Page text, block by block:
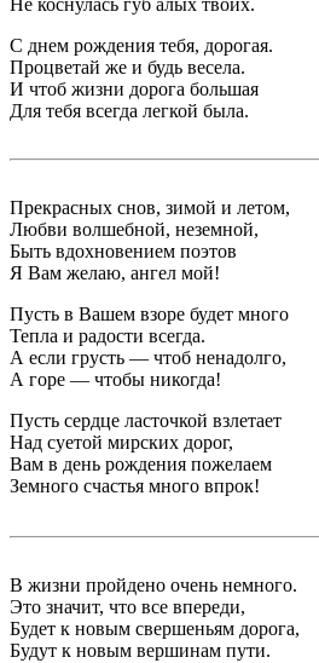
Не коснулась губ алых твоих.
С днем рождения тебя, дорогая.
Процветай же и будь весела.
И чтоб жизни дорога большая
Для тебя всегда легкой была.
Прекрасных снов, зимой и летом,
Любви волшебной, неземной,
Быть вдохновением поэтов
Я Вам желаю, ангел мой!
Пусть в Вашем взоре будет много
Тепла и радости всегда.
А если грусть — чтоб ненадолго,
А горе — чтобы никогда!
Пусть сердце ласточкой взлетает
Над суетой мирских дорог,
Вам в день рождения пожелаем
Земного счастья много впрок!
В жизни пройдено очень немного.
Это значит, что все впереди,
Будет к новым свершеньям дорога,
Будут к новым вершинам пути.